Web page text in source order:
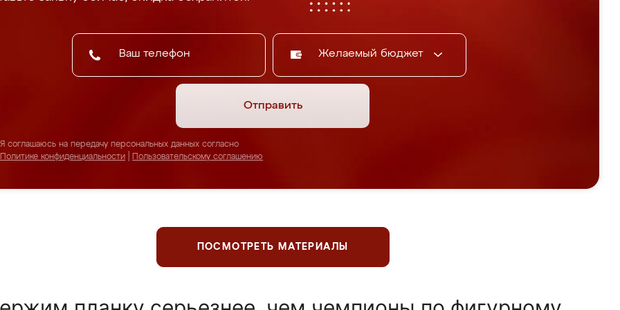
Желаемый бюджет
Отправить
Я соглашаюсь на передачу персональных данных согласно
Политике конфиденциальности
Пользовательскому соглашению
ПОСМОТРЕТЬ МАТЕРИАЛЫ